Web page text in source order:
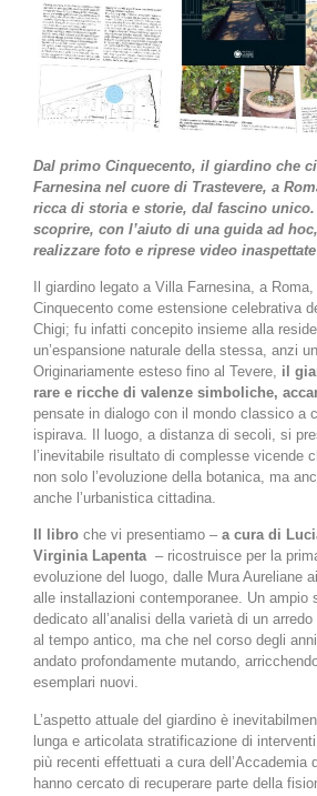
Dal primo Cinquecento, il giardino che
Farnesina nel cuore di Trastevere, a
ricca di storia e storie, dal fascino unico.
scoprire, con l’aiuto di una guida ad
realizzare foto e riprese video inaspettate
Il giardino legato a Villa Farnesina, a Roma,
Cinquecento come estensione celebrativa
Chigi; fu infatti concepito insieme alla
un’espansione naturale della stessa, anzi
Originariamente esteso fino al Tevere, il
rare e ricche di valenze simboliche,
pensate in dialogo con il mondo classico a
ispirava. Il luogo, a distanza di secoli, si
l’inevitabile risultato di complesse vicende
non solo l’evoluzione della botanica, ma
anche l’urbanistica cittadina.
Il libro che vi presentiamo – a cura di
Virginia Lapenta – ricostruisce per la
evoluzione del luogo, dalle Mura Aureliane
alle installazioni contemporanee. Un ampio
dedicato all’analisi della varietà di un
al tempo antico, ma che nel corso degli
andato profondamente mutando,
esemplari nuovi.
L’aspetto attuale del giardino è
lunga e articolata stratificazione di
più recenti effettuati a cura dell’Accademia
hanno cercato di recuperare parte della